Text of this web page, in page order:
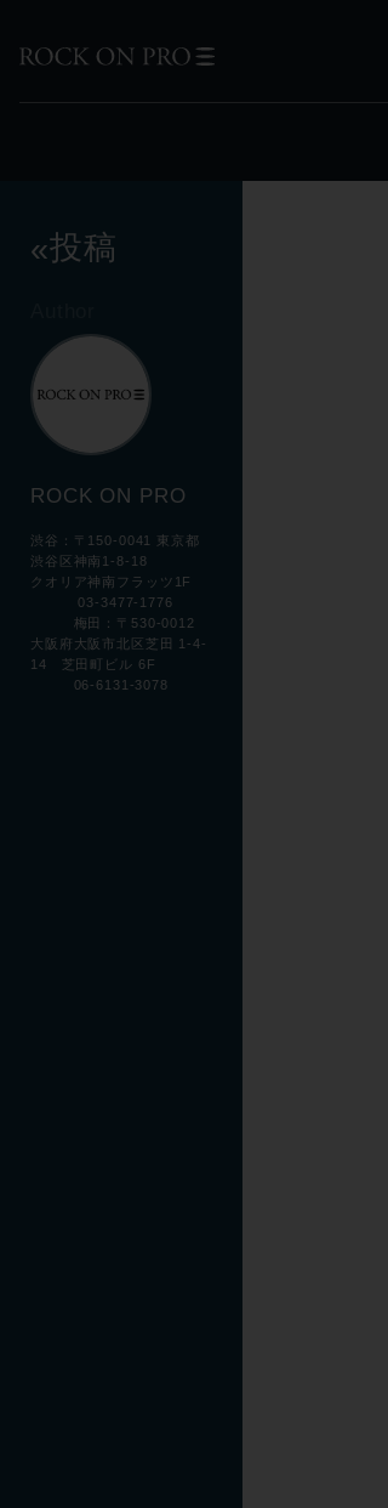
«投稿
ROCK ON PRO
渋谷：〒150-0041 東京都
渋谷区神南1-8-18
クオリア神南フラッツ1F
03-3477-1776
梅田：〒530-0012
大阪府大阪市北区芝田 1-4-
14 芝田町ビル 6F
06-6131-3078